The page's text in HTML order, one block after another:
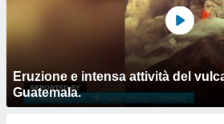
Eruzione e intensa attività del
Guatemala.